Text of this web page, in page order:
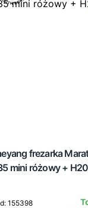
frezarka
mini różowy +
155398